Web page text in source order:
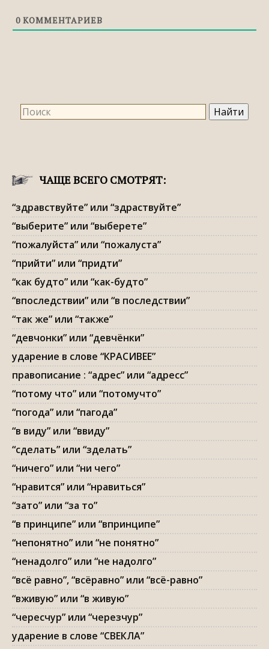
0 КОММЕНТАРИЕВ
ЧАЩЕ ВСЕГО СМОТРЯТ:
“здравствуйте” или “здраствуйте”
“выберите” или “выберете”
“пожалуйста” или “пожалуста”
“прийти” или “придти”
“как будто” или “как-будто”
“впоследствии” или “в последствии”
“так же” или “также”
“девчонки” или “девчёнки”
ударение в слове “КРАСИВЕЕ”
правописание : “адрес” или “адресс”
“потому что” или “потомучто”
“погода” или “пагода”
“в виду” или “ввиду”
“сделать” или “зделать”
“ничего” или “ни чего”
“нравится” или “нравиться”
“зато” или “за то”
“в принципе” или “впринципе”
“непонятно” или “не понятно”
“ненадолго” или “не надолго”
“всё равно”, “всёравно” или “всё-равно”
“вживую” или “в живую”
“чересчур” или “черезчур”
ударение в слове “СВЕКЛА”